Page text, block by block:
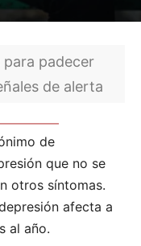
padecer
de alerta
de
que no se
otros síntomas.
afecta a
al año.